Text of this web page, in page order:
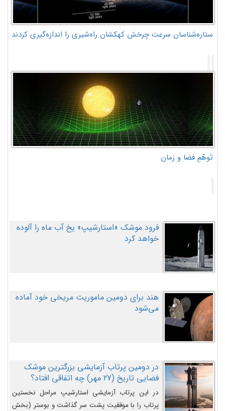
ستاره‌شناسان سرعت چرخش کهکشان راه‌شیری را اندازه‌گیری کردند
تَوهّمِ فضا و زمان
فرود موشک «استارشیپ» یخ آب ماه را آلوده
خواهد کرد
هند برای دومین ماموریت مریخی خود آماده
می‌شود
در دومین پرتاب آزمایشی بزرگترین موشک
فضایی تاریخ (27 مهر‌) چه اتفاقی افتاد؟
در این پرتاب آزمایشی استارشیپ مراحل نخستین
پرتاب را با موفقیت پشت سر گذاشت و بوستر (بخش